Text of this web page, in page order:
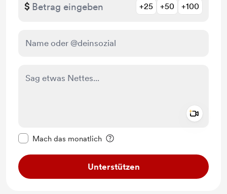
$ +25 +50 +100
Mach das monatlich
Unterstützen